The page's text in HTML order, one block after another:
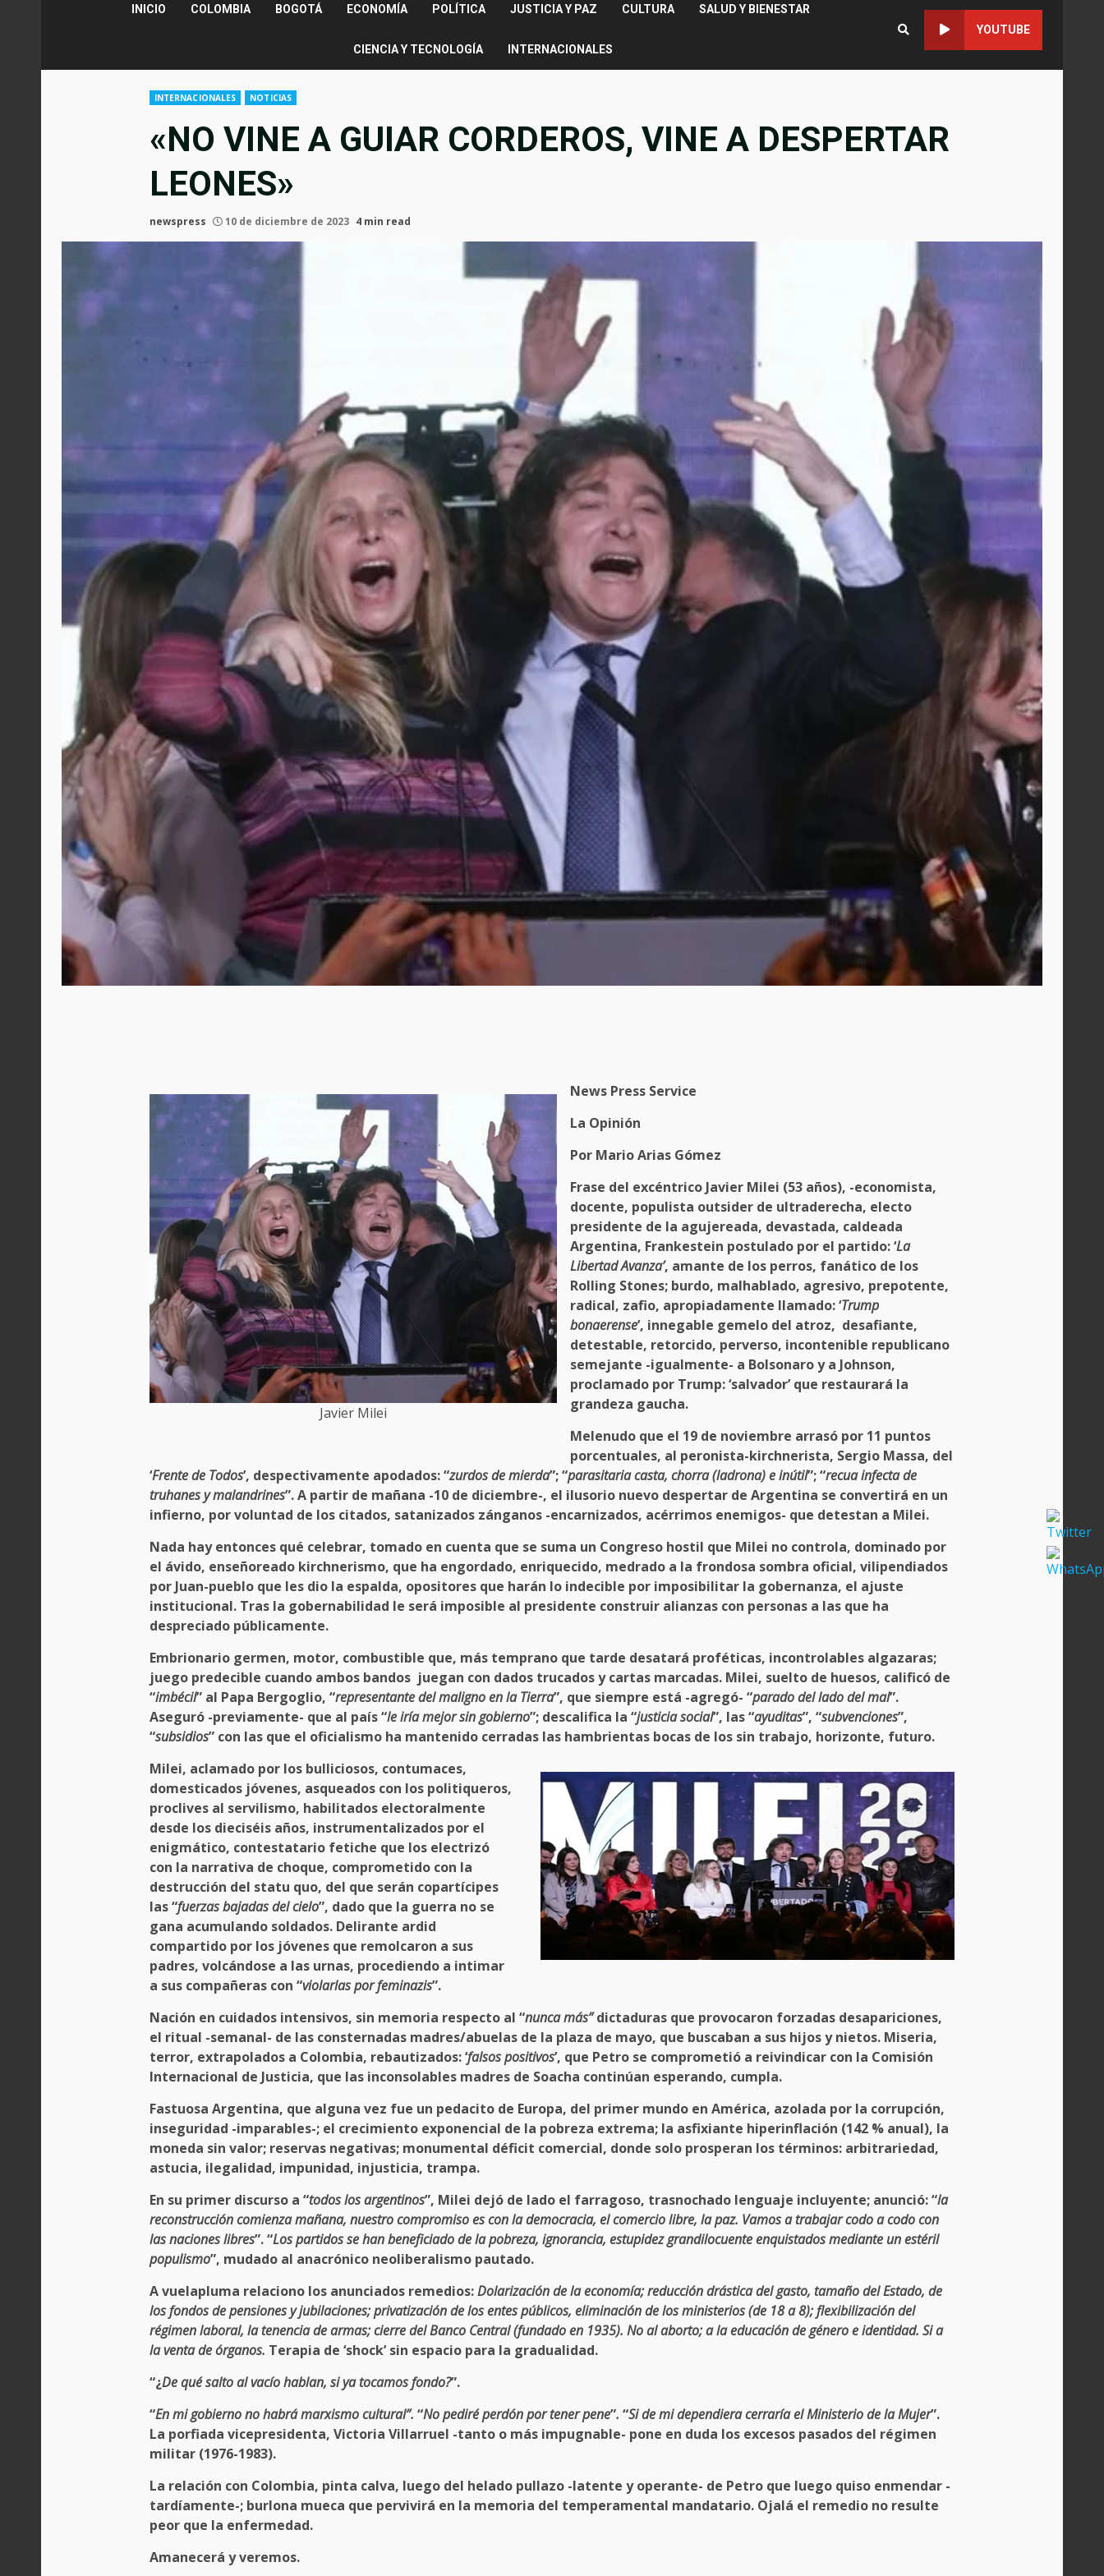
INICIO COLOMBIA BOGOTÁ ECONOMÍA POLÍTICA JUSTICIA Y PAZ CULTURA SALUD Y BIENESTAR
CIENCIA Y TECNOLOGÍA INTERNACIONALES
YOUTUBE
INTERNACIONALES NOTICIAS
«NO VINE A GUIAR CORDEROS, VINE A DESPERTAR
LEONES»
newspress 10 de diciembre de 2023 4 min read
Javier Milei
News Press Service
La Opinión
Por Mario Arias Gómez
Frase del excéntrico Javier Milei (53 años), -economista,
docente, populista outsider de ultraderecha, electo
presidente de la agujereada, devastada, caldeada
Argentina, Frankestein postulado por el partido: ‘La
Libertad Avanza’, amante de los perros, fanático de los
Rolling Stones; burdo, malhablado, agresivo, prepotente,
radical, zafio, apropiadamente llamado: ‘Trump
bonaerense’, innegable gemelo del atroz, desafiante,
detestable, retorcido, perverso, incontenible republicano
semejante -igualmente- a Bolsonaro y a Johnson,
proclamado por Trump: ‘salvador’ que restaurará la
grandeza gaucha.
Melenudo que el 19 de noviembre arrasó por 11 puntos
porcentuales, al peronista-kirchnerista, Sergio Massa, del
‘Frente de Todos’, despectivamente apodados: “zurdos de mierda”; “parasitaria casta, chorra (ladrona) e inútil”; “recua infecta de
truhanes y malandrines”. A partir de mañana -10 de diciembre-, el ilusorio nuevo despertar de Argentina se convertirá en un
infierno, por voluntad de los citados, satanizados zánganos -encarnizados, acérrimos enemigos- que detestan a Milei.
Nada hay entonces qué celebrar, tomado en cuenta que se suma un Congreso hostil que Milei no controla, dominado por
el ávido, enseñoreado kirchnerismo, que ha engordado, enriquecido, medrado a la frondosa sombra oficial, vilipendiados
por Juan-pueblo que les dio la espalda, opositores que harán lo indecible por imposibilitar la gobernanza, el ajuste
institucional. Tras la gobernabilidad le será imposible al presidente construir alianzas con personas a las que ha
despreciado públicamente.
Embrionario germen, motor, combustible que, más temprano que tarde desatará proféticas, incontrolables algazaras;
juego predecible cuando ambos bandos juegan con dados trucados y cartas marcadas. Milei, suelto de huesos, calificó de
“imbécil” al Papa Bergoglio, “representante del maligno en la Tierra”, que siempre está -agregó- “parado del lado del mal”.
Aseguró -previamente- que al país “le iría mejor sin gobierno”; descalifica la “justicia social”, las “ayuditas”, “subvenciones”,
“subsidios” con las que el oficialismo ha mantenido cerradas las hambrientas bocas de los sin trabajo, horizonte, futuro.
Milei, aclamado por los bulliciosos, contumaces,
domesticados jóvenes, asqueados con los politiqueros,
proclives al servilismo, habilitados electoralmente
desde los dieciséis años, instrumentalizados por el
enigmático, contestatario fetiche que los electrizó
con la narrativa de choque, comprometido con la
destrucción del statu quo, del que serán copartícipes
las “fuerzas bajadas del cielo”, dado que la guerra no se
gana acumulando soldados. Delirante ardid
compartido por los jóvenes que remolcaron a sus
padres, volcándose a las urnas, procediendo a intimar
a sus compañeras con “violarlaspor feminazis”.
Nación en cuidados intensivos, sin memoria respecto al “nunca más”dictaduras que provocaron forzadas desapariciones,
el ritual -semanal- de las consternadas madres/abuelas de la plaza de mayo, que buscaban a sus hijos y nietos. Miseria,
terror, extrapolados a Colombia, rebautizados: ‘falsos positivos’, que Petro se comprometió a reivindicar con la Comisión
Internacional de Justicia, que las inconsolables madres de Soacha continúan esperando, cumpla.
Fastuosa Argentina, que alguna vez fue un pedacito de Europa, del primer mundo en América, azolada por la corrupción,
inseguridad -imparables-; el crecimiento exponencial de la pobreza extrema; la asfixiante hiperinflación (142 % anual), la
moneda sin valor; reservas negativas; monumental déficit comercial, donde solo prosperan los términos: arbitrariedad,
astucia, ilegalidad, impunidad, injusticia, trampa.
En su primer discurso a “todos los argentinos”, Milei dejó de lado el farragoso, trasnochado lenguaje incluyente; anunció: “la
reconstrucción comienza mañana, nuestro compromiso es con la democracia, el comercio libre, la paz. Vamos a trabajar codo a codo con
las naciones libres”. “Los partidos se han beneficiado de la pobreza, ignorancia, estupidez grandilocuente enquistados mediante un estéril
populismo”, mudado al anacrónico neoliberalismo pautado.
A vuelapluma relaciono los anunciados remedios:Dolarización de la economía; reducción drástica del gasto, tamaño del Estado, de
los fondos de pensiones y jubilaciones; privatización de los entes públicos, eliminación de los ministerios (de 18 a 8); flexibilización del
régimen laboral, la tenencia de armas; cierre del Banco Central (fundado en 1935). No al aborto; a la educación de género e identidad. Si a
la venta de órganos. Terapia de ‘shock’ sin espacio para la gradualidad.
“¿De qué salto al vacío hablan, si ya tocamos fondo?”.
“En mi gobierno no habrá marxismo cultural”. “No pediré perdón por tener pene”. “Si de mi dependiera cerraría el Ministerio de la Mujer”.
La porfiada vicepresidenta, Victoria Villarruel -tanto o más impugnable- pone en duda los excesos pasados del régimen
militar (1976-1983).
La relación con Colombia, pinta calva, luego del helado pullazo -latente y operante- de Petro que luego quiso enmendar -
tardíamente-; burlona mueca que pervivirá en la memoria del temperamental mandatario. Ojalá el remedio no resulte
peor que la enfermedad.
Amanecerá y veremos.